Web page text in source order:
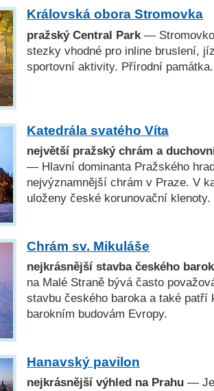
Královská obora Stromovka
pražský Central Park —
stezky vhodné pro inline bruslení,
sportovní aktivity. Přírodní památka.
Katedrála svatého Víta
největší pražský chrám a
— Hlavní dominanta Pražského
nejvýznamnější chrám v Praze. V
uloženy české korunovační klenoty.
Chrám sv. Mikuláše
nejkrásnější stavba českého
na Malé Straně bývá často
stavbu českého baroka a také patří
barokním budovám Evropy.
Hanavský pavilon
nejkrásnější výhled na Prahu —